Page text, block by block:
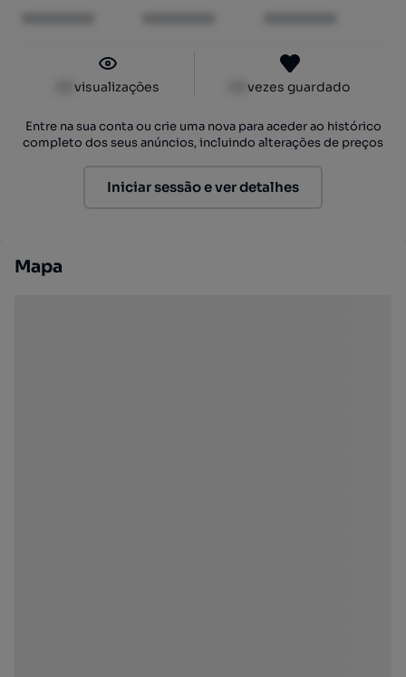
visualizações vezes guardado
Entre na sua conta ou crie uma nova para aceder ao histórico
completo dos seus anúncios, incluindo alterações de preços
Iniciar sessão e ver detalhes
Mapa